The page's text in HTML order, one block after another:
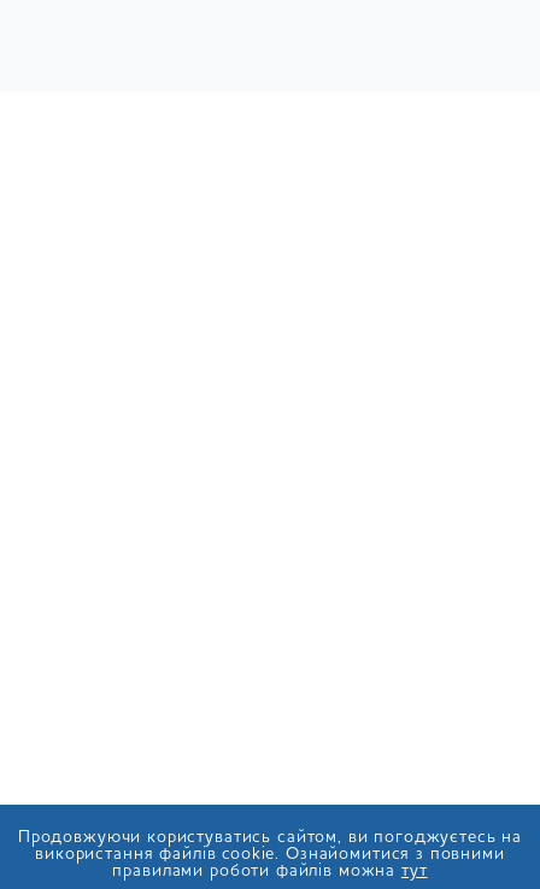
Продовжуючи користуватись сайтом, ви погоджуєтесь на
використання файлів cookie. Ознайомитися з повними
правилами роботи файлів можна тут